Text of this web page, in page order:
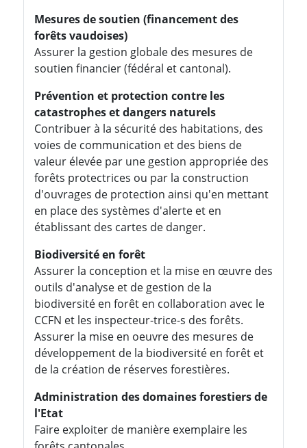
Mesures de soutien (financement des
forêts vaudoises)
Assurer la gestion globale des mesures de
soutien financier (fédéral et cantonal).
Prévention et protection contre les
catastrophes et dangers naturels
Contribuer à la sécurité des habitations, des
voies de communication et des biens de
valeur élevée par une gestion appropriée des
forêts protectrices ou par la construction
d'ouvrages de protection ainsi qu'en mettant
en place des systèmes d'alerte et en
établissant des cartes de danger.
Biodiversité en forêt
Assurer la conception et la mise en œuvre des
outils d'analyse et de gestion de la
biodiversité en forêt en collaboration avec le
CCFN et les inspecteur-trice-s des forêts.
Assurer la mise en oeuvre des mesures de
développement de la biodiversité en forêt et
de la création de réserves forestières.
Administration des domaines forestiers de
l'Etat
Faire exploiter de manière exemplaire les